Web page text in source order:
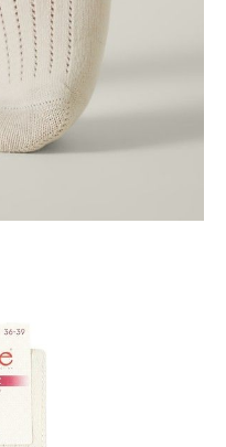
zł
z wysokiej jakości